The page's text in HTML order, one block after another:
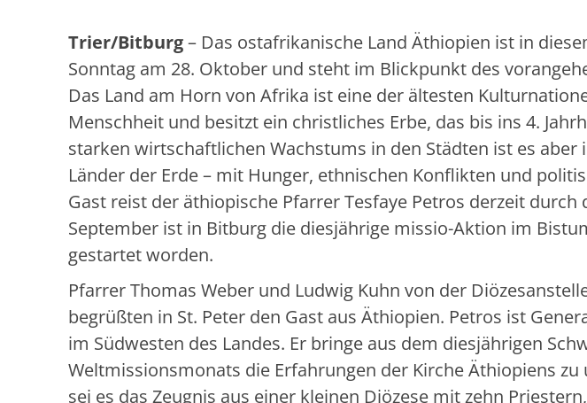
Trier/Bitburg– Das ostafrikanische Land Äthiopien ist in
Sonntag am 28. Oktober und steht im Blickpunkt des
Das Land am Horn von Afrika ist eine der ältesten
Menschheit und besitzt ein christliches Erbe, das bis ins 4.
starken wirtschaftlichen Wachstums in den Städten ist es
Länder der Erde – mit Hunger, ethnischen Konflikten und
Gast reist der äthiopische Pfarrer Tesfaye Petros derzeit durch
September ist in Bitburg die diesjährige missio-Aktion im
gestartet worden.
Pfarrer Thomas Weber und Ludwig Kuhn von der
begrüßten in St. Peter den Gast aus Äthiopien. Petros ist
im Südwesten des Landes. Er bringe aus dem diesjährigen
Weltmissionsmonats die Erfahrungen der Kirche Äthiopiens zu
sei es das Zeugnis aus einer kleinen Diözese mit zehn